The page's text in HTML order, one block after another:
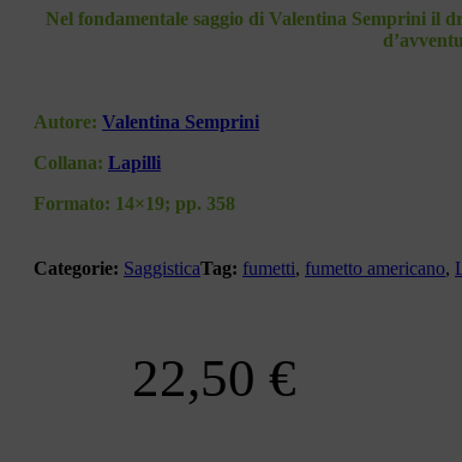
Nel fondamentale saggio di Valentina Semprini il
Autore: Valentina Semprini
Collana: Lapilli
Formato: 14×19; pp. 358
Categorie: SaggisticaTag: fumetti, fumetto americano,
22,50 €